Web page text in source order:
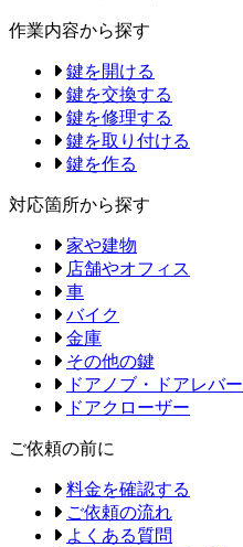
作業内容から探す
鍵を開ける
鍵を交換する
鍵を修理する
鍵を取り付ける
鍵を作る
対応箇所から探す
家や建物
店舗やオフィス
車
バイク
金庫
その他の鍵
ドアノブ・ドアレバー
ドアクローザー
ご依頼の前に
料金を確認する
ご依頼の流れ
よくある質問